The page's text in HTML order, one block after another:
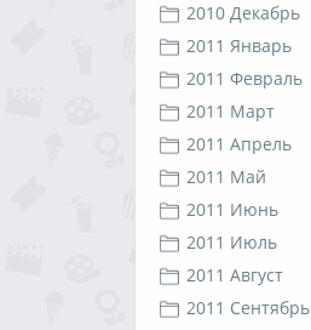
2010 Декабрь
2011 Январь
2011 Февраль
2011 Март
2011 Апрель
2011 Май
2011 Июнь
2011 Июль
2011 Август
2011 Сентябрь